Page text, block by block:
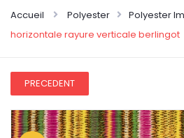
Accueil Polyester Polyester
horizontale rayure verticale berlingot
PRECEDENT